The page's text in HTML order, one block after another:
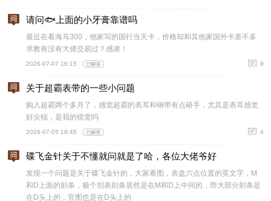
请问🐟上面的小牙膏靠谱吗
最近在看海马300，他家写的国行当天卡，价格却和其他家国外卡差不多
求教有没有大佬交易过？感谢！
2026-07-07 16:15 9
关于超霸表带的一些小问题
购入超霸两个多月了，感觉超霸的表耳和钢带有点硌手，尤其是表耳感觉
好尖锐，是我的错觉吗
2026-07-05 18:45 4
碟飞金针关于不懂就问就是了哈，各位大佬爷好
发现一个问题是关于碟飞金针的，大家看图，表盘六点位置的英文字，M
和D上面的刻条，极个别表刻条居然是在M和D上中间的，而大部分刻条是
在D头上的，官图也是在D头上的